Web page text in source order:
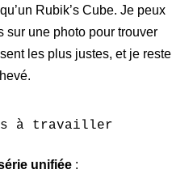
Rubik’s Cube. Je peux
sur une photo pour trouver
les plus justes, et je reste
à travailler
unifiée: